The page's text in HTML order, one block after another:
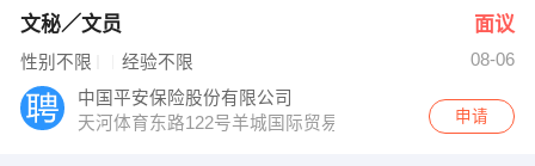
文秘／文员 面议
性别不限 经验不限
08-06
中国平安保险股份有限公司
天河体育东路122号羊城国际贸易中心（西塔）5楼
申请